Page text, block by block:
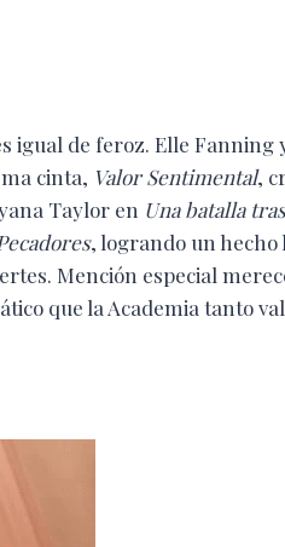
igual de feroz. Elle Fanning
cinta, Valor Sentimental,
Taylor en Una batalla
, logrando un hecho
Mención especial
que la Academia tanto